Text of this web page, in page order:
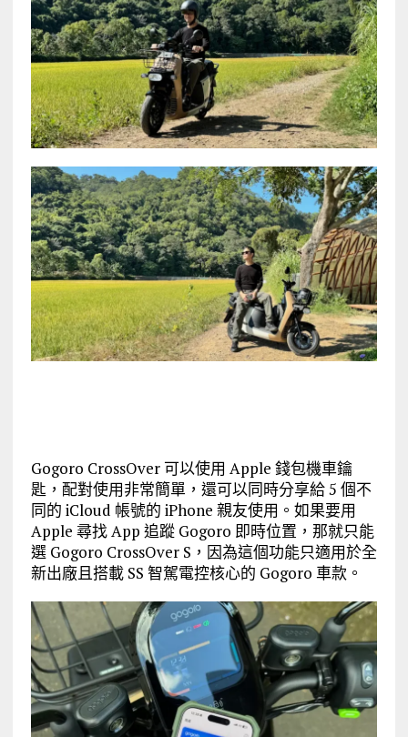
Gogoro CrossOver 可以使用 Apple 錢包機車鑰
匙，配對使用非常簡單，還可以同時分享給 5 個不
同的 iCloud 帳號的 iPhone 親友使用。如果要用
Apple 尋找 App 追蹤 Gogoro 即時位置，那就只能
選 Gogoro CrossOver S，因為這個功能只適用於全
新出廠且搭載 SS 智駕電控核心的 Gogoro 車款。